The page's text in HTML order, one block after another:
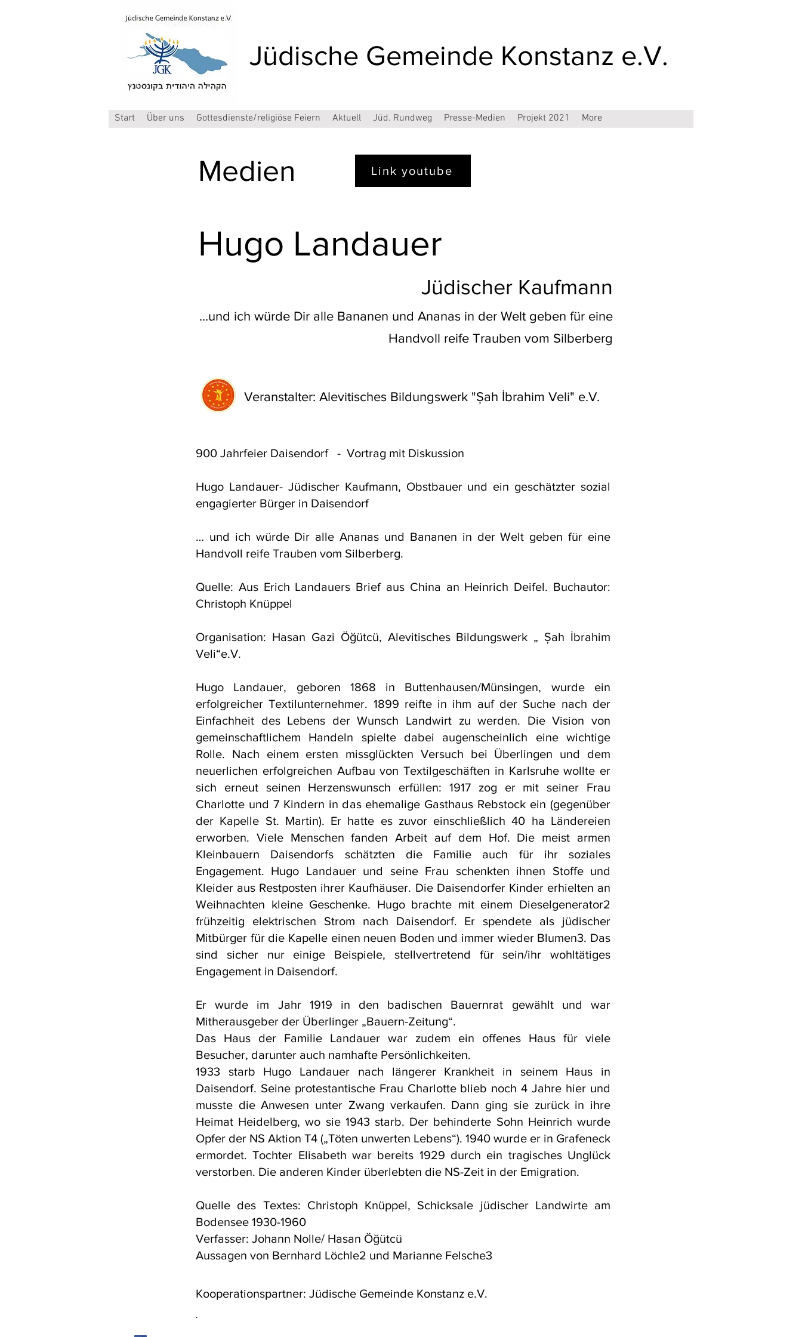
Jüdische Gemeinde Konstanz e.V.
Start Über uns Gottesdienste/religiöse Feiern Aktuell Jüd. Rundweg Presse-Medien Projekt 2021 More
Medien Link youtube
Hugo Landauer
Jüdischer Kaufmann
...und ich würde Dir alle Bananen und Ananas in der Welt geben für eine
Handvoll reife Trauben vom Silberberg
Veranstalter: Alevitisches Bildungswerk "Șah İbrahim Veli" e.V.
900 Jahrfeier Daisendorf - Vortrag mit Diskussion
Hugo Landauer- Jüdischer Kaufmann, Obstbauer und ein geschätzter sozial
engagierter Bürger in Daisendorf
… und ich würde Dir alle Ananas und Bananen in der Welt geben für eine
Handvoll reife Trauben vom Silberberg.
Quelle: Aus Erich Landauers Brief aus China an Heinrich Deifel. Buchautor:
Christoph Knüppel
Organisation: Hasan Gazi Öğütcü, Alevitisches Bildungswerk „ Șah İbrahim
Veli“e.V.
Hugo Landauer, geboren 1868 in Buttenhausen/Münsingen, wurde ein
erfolgreicher Textilunternehmer. 1899 reifte in ihm auf der Suche nach der
Einfachheit des Lebens der Wunsch Landwirt zu werden. Die Vision von
gemeinschaftlichem Handeln spielte dabei augenscheinlich eine wichtige
Rolle. Nach einem ersten missglückten Versuch bei Überlingen und dem
neuerlichen erfolgreichen Aufbau von Textilgeschäften in Karlsruhe wollte er
sich erneut seinen Herzenswunsch erfüllen: 1917 zog er mit seiner Frau
Charlotte und 7 Kindern in das ehemalige Gasthaus Rebstock ein (gegenüber
der Kapelle St. Martin). Er hatte es zuvor einschließlich 40 ha Ländereien
erworben. Viele Menschen fanden Arbeit auf dem Hof. Die meist armen
Kleinbauern Daisendorfs schätzten die Familie auch für ihr soziales
Engagement. Hugo Landauer und seine Frau schenkten ihnen Stoffe und
Kleider aus Restposten ihrer Kaufhäuser. Die Daisendorfer Kinder erhielten an
Weihnachten kleine Geschenke. Hugo brachte mit einem Dieselgenerator2
frühzeitig elektrischen Strom nach Daisendorf. Er spendete als jüdischer
Mitbürger für die Kapelle einen neuen Boden und immer wieder Blumen3. Das
sind sicher nur einige Beispiele, stellvertretend für sein/ihr wohltätiges
Engagement in Daisendorf.
Er wurde im Jahr 1919 in den badischen Bauernrat gewählt und war
Mitherausgeber der Überlinger „Bauern-Zeitung“.
Das Haus der Familie Landauer war zudem ein offenes Haus für viele
Besucher, darunter auch namhafte Persönlichkeiten.
1933 starb Hugo Landauer nach längerer Krankheit in seinem Haus in
Daisendorf. Seine protestantische Frau Charlotte blieb noch 4 Jahre hier und
musste die Anwesen unter Zwang verkaufen. Dann ging sie zurück in ihre
Heimat Heidelberg, wo sie 1943 starb. Der behinderte Sohn Heinrich wurde
Opfer der NS Aktion T4 („Töten unwerten Lebens“). 1940 wurde er in Grafeneck
ermordet. Tochter Elisabeth war bereits 1929 durch ein tragisches Unglück
verstorben. Die anderen Kinder überlebten die NS-Zeit in der Emigration.
Quelle des Textes: Christoph Knüppel, Schicksale jüdischer Landwirte am
Bodensee 1930-1960
Verfasser: Johann Nolle/ Hasan Öğütcü
Aussagen von Bernhard Löchle2 und Marianne Felsche3
.
Kooperationspartner: Jüdische Gemeinde Konstanz e.V.